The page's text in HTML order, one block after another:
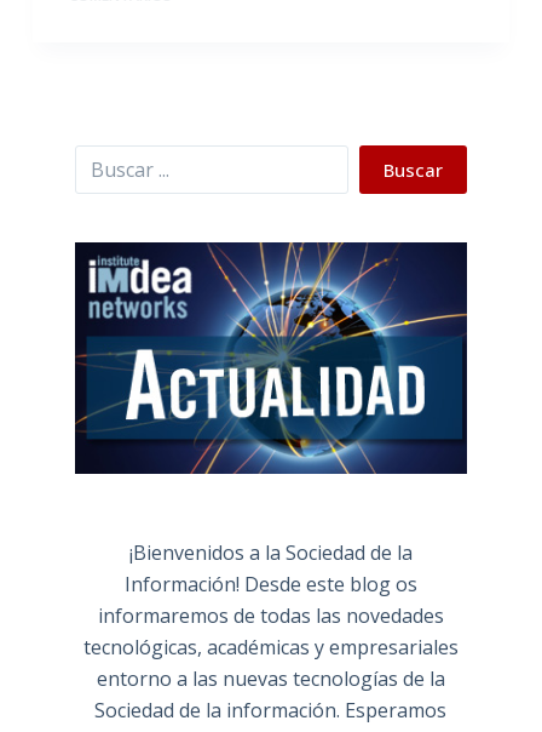
Buscar Buscar
¡Bienvenidos a la Sociedad de la
Información! Desde este blog os
informaremos de todas las novedades
tecnológicas, académicas y empresariales
entorno a las nuevas tecnologías de la
Sociedad de la información. Esperamos